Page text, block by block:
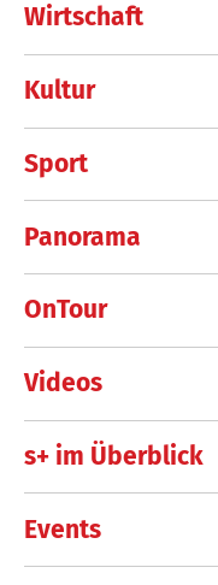
Wirtschaft
Kultur
Sport
Panorama
OnTour
Videos
s+ im Überblick
Events